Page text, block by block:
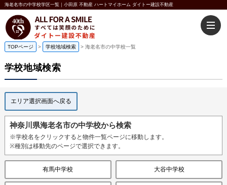
海老名市の中学校学区一覧｜小田原 不動産 ハートマイホーム ダイトー建設不動産
TOPページ > 学校地域検索 > 海老名市の中学校一覧
学校地域検索
エリア選択画面へ戻る
神奈川県海老名市の中学校から検索
※学校名をクリックすると物件一覧ページに移動します。
※種別は移動先のページで選択できます。
有馬中学校 大谷中学校